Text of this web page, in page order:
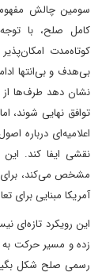
سومین چالش
کامل صلح، با
کوتاه‌مدت
بی‌هدف و بی‌انتها
نشان دهد طرف‌ها از
توافق نهایی شوند،
اعلامیه‌ای درباره
نقشی ایفا کند.
مشخص می‌کند، برای
آمریکا مبنایی برای
این رویکرد تازه‌ای
زده و مسیر حرکت به
رسمی صلح شکل